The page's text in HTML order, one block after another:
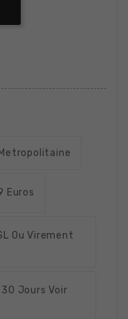
Euros
Ou Virement
30 Jours Voir